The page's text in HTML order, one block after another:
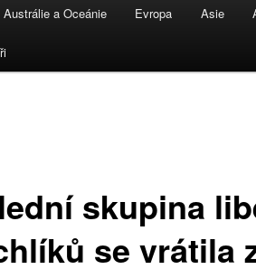
Austrálie a Oceánie Evropa Asie
skupina
se vrátila